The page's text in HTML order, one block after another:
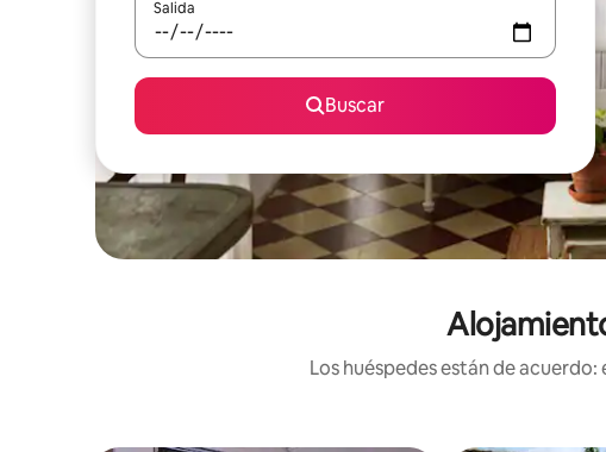
Salida
Buscar
Los huéspedes están de